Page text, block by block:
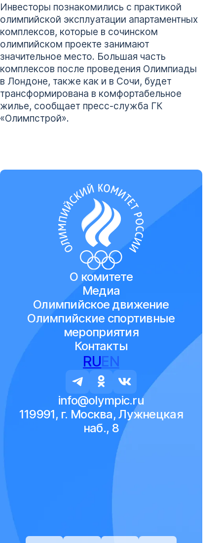
Инвесторы познакомились с практикой
олимпийской эксплуатации апартаментных
комплексов, которые в сочинском
олимпийском проекте занимают
значительное место. Большая часть
комплексов после проведения Олимпиады
в Лондоне, также как и в Сочи, будет
трансформирована в комфортабельное
жилье, сообщает пресс-служба ГК
«Олимпстрой».
О комитете
Медиа
Олимпийское движение
Олимпийские спортивные
мероприятия
Контакты
RUEN
info@olympic.ru
119991, г. Москва, Лужнецкая
наб., 8